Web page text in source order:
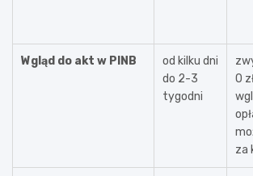
Wgląd do akt w PINB
od kilku dni
do 2-3
tygodni
0
za